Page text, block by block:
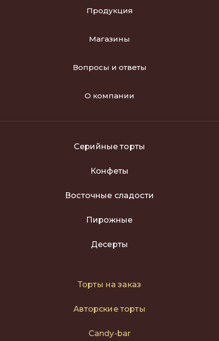
Продукция
Магазины
Вопросы и ответы
О компании
Серийные торты
Конфеты
Восточные сладости
Пирожные
Десерты
Торты на заказ
Авторские торты
Сandy-bar